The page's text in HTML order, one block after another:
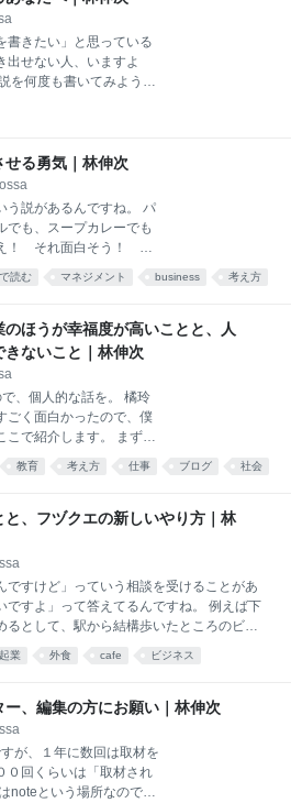
が増えました。 コロナ
えたんですね。先日は東
７０００円って感じな
ごくお金を使ってくれる
ね。うちだと例えば４
インのボトルを２本頼
他の業態ではあまりない
フやソムリエを雇わな
チンも必要ですよね。コ
書きたい」と思っている
出せない人、いますよ
を何度も書いてみようと
挫折してしまうんです
を、いろんな風に書いた
投げ出してしまうんで
で良いから、とりあえず
思って、ツイッターの時
ってからは「１週間に
って決めて、発表して
Ｂの時も「あれがなけれ
とにかく書き続けたん
でも何でも「とにかく発
せる勇気｜林伸次
う説があるんですね。 パ
でも、スープカレーでも
！ それ面白そう！ 行
、みんなが通ってくれる
です。 まあ６年くらい経
持ちになるんです。 それ
そのくらいでお金がま
次は○○海産かな」とか
って感じで、お店を潰し
繰り返すんですね。 僕た
金的な余裕もないし、例
ていないので、突然和食
くて、まああまり潰して
読む マネジメント business 考え方
ほうが幸福度が高いことと、人
ないこと｜林伸次
、個人的な話を。 橘玲
ごく面白かったので、僕
こで紹介します。 まず、
方が「幸福度」が高いそ
、「やりがい」があった
と「人間関係（誰と働く
うです。 人間は「親し
く小さな苦しみ、例え
通勤」のような方が、よ
あるいはわかりやすいと
顔をあわせる」というの
。 サラリーマンの場合、
られないとか、勤務時間
教育 考え方 仕事 ブログ 社会
、フヅクエの新しいやり方｜林
ですけど」っていう相談を受けることがあ
ですよ」って答えてるんですね。 例えば下
るとして、駅から結構歩いたところのビル
でしょうか。 経営がうまくいってる飲食店
代を出す」という目安があります。 家賃３
レーやスイーツがあって、平均単価（お
の平均）が１０００円くらいでしょう
が必要なんです。 席、ちょっとつめて、１
必要です。 ２人用や４人用のテーブルに
ェの場合は多いから、テーブル単位で考え
業 外食 cafe ビジネス
、編集の方にお願い｜林伸次
が、１年に数回は取材を
０回くらいは「取材され
noteという場所なので、